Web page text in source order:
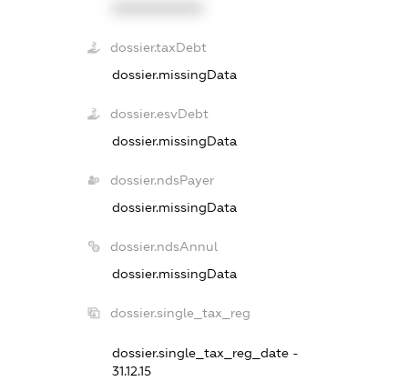
dossier.taxDebt
dossier.missingData
dossier.esvDebt
dossier.missingData
dossier.ndsPayer
dossier.missingData
dossier.ndsAnnul
dossier.missingData
dossier.single_tax_reg
dossier.single_tax_reg_date -
31.12.15